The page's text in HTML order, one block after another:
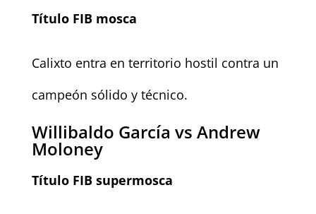
Título FIB mosca
Calixto entra en territorio hostil contra un
campeón sólido y técnico.
Willibaldo García vs Andrew
Moloney
Título FIB supermosca